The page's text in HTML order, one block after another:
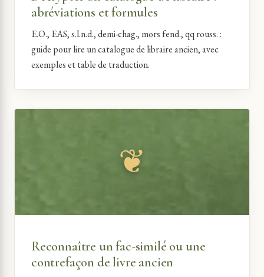
abréviations et formules
E.O., EAS, s.l.n.d., demi-chag., mors fend., qq rouss. :
guide pour lire un catalogue de libraire ancien, avec
exemples et table de traduction.
Reconnaître un fac-similé ou une
contrefaçon de livre ancien